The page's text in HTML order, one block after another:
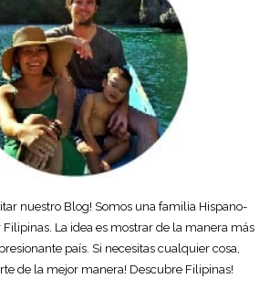
nuestro Blog! Somos una familia Hispano-
La idea es mostrar de la manera más
país. Si necesitas cualquier cosa,
de la mejor manera! Descubre Filipinas!